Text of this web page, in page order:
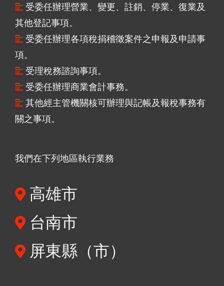
受委任辦理營業、變更、註銷、停業、復業及
其他登記事項。
受委任辦理各項稅捐稽徵案件之申報及申請事
項。
受理稅務諮詢事項。
受委任辦理商業會計事務。
其他經主管機關核可辦理與記帳及報稅事務有
關之事項。
我們在下列地區執行業務
高雄市
台南市
屏東縣（市）